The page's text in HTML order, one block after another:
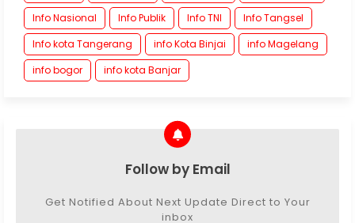
Info Nasional
Info Publik Info TNI
Info Tangsel
Info kota Tangerang
info Kota Binjai
info Magelang
info bogor
info kota Banjar
Follow by Email
Get Notified About Next Update Direct to Your
inbox